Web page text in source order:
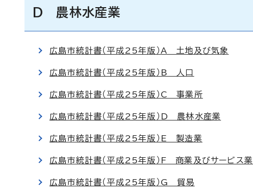
D 農林水産業
広島市統計書（平成25年版）A 土地及び気象
広島市統計書（平成25年版）B 人口
広島市統計書（平成25年版）C 事業所
広島市統計書（平成25年版）D 農林水産業
広島市統計書（平成25年版）E 製造業
広島市統計書（平成25年版）F 商業及びサービス業
広島市統計書（平成25年版）G 貿易